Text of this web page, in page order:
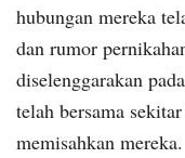
hubungan mereka
dan rumor
diselenggarakan
telah bersama
memisahkan mereka.